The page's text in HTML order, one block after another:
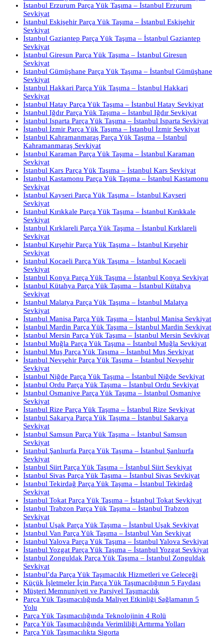
İstanbul Erzurum Parça Yük Taşıma – İstanbul Erzurum
Sevkiyat
İstanbul Eskişehir Parça Yük Taşıma – İstanbul Eskişehir
Sevkiyat
İstanbul Gaziantep Parça Yük Taşıma – İstanbul Gaziantep
Sevkiyat
İstanbul Giresun Parça Yük Taşıma – İstanbul Giresun
Sevkiyat
İstanbul Gümüşhane Parça Yük Taşıma – İstanbul Gümüşhane
Sevkiyat
İstanbul Hakkari Parça Yük Taşıma – İstanbul Hakkari
Sevkiyat
İstanbul Hatay Parça Yük Taşıma – İstanbul Hatay Sevkiyat
İstanbul Iğdır Parça Yük Taşıma – İstanbul Iğdır Sevkiyat
İstanbul Isparta Parça Yük Taşıma – İstanbul Isparta Sevkiyat
İstanbul İzmir Parça Yük Taşıma – İstanbul İzmir Sevkiyat
İstanbul Kahramanmaraş Parça Yük Taşıma – İstanbul
Kahramanmaraş Sevkiyat
İstanbul Karaman Parça Yük Taşıma – İstanbul Karaman
Sevkiyat
İstanbul Kars Parça Yük Taşıma – İstanbul Kars Sevkiyat
İstanbul Kastamonu Parça Yük Taşıma – İstanbul Kastamonu
Sevkiyat
İstanbul Kayseri Parça Yük Taşıma – İstanbul Kayseri
Sevkiyat
İstanbul Kırıkkale Parça Yük Taşıma – İstanbul Kırıkkale
Sevkiyat
İstanbul Kırklareli Parça Yük Taşıma – İstanbul Kırklareli
Sevkiyat
İstanbul Kırşehir Parça Yük Taşıma – İstanbul Kırşehir
Sevkiyat
İstanbul Kocaeli Parça Yük Taşıma – İstanbul Kocaeli
Sevkiyat
İstanbul Konya Parça Yük Taşıma – İstanbul Konya Sevkiyat
İstanbul Kütahya Parça Yük Taşıma – İstanbul Kütahya
Sevkiyat
İstanbul Malatya Parça Yük Taşıma – İstanbul Malatya
Sevkiyat
İstanbul Manisa Parça Yük Taşıma – İstanbul Manisa Sevkiyat
İstanbul Mardin Parça Yük Taşıma – İstanbul Mardin Sevkiyat
İstanbul Mersin Parça Yük Taşıma – İstanbul Mersin Sevkiyat
İstanbul Muğla Parça Yük Taşıma – İstanbul Muğla Sevkiyat
İstanbul Muş Parça Yük Taşıma – İstanbul Muş Sevkiyat
İstanbul Nevşehir Parça Yük Taşıma – İstanbul Nevşehir
Sevkiyat
İstanbul Niğde Parça Yük Taşıma – İstanbul Niğde Sevkiyat
İstanbul Ordu Parça Yük Taşıma – İstanbul Ordu Sevkiyat
İstanbul Osmaniye Parça Yük Taşıma – İstanbul Osmaniye
Sevkiyat
İstanbul Rize Parça Yük Taşıma – İstanbul Rize Sevkiyat
İstanbul Sakarya Parça Yük Taşıma – İstanbul Sakarya
Sevkiyat
İstanbul Samsun Parça Yük Taşıma – İstanbul Samsun
Sevkiyat
İstanbul Şanlıurfa Parça Yük Taşıma – İstanbul Şanlıurfa
Sevkiyat
İstanbul Siirt Parça Yük Taşıma – İstanbul Siirt Sevkiyat
İstanbul Sivas Parça Yük Taşıma – İstanbul Sivas Sevkiyat
İstanbul Tekirdağ Parça Yük Taşıma – İstanbul Tekirdağ
Sevkiyat
İstanbul Tokat Parça Yük Taşıma – İstanbul Tokat Sevkiyat
İstanbul Trabzon Parça Yük Taşıma – İstanbul Trabzon
Sevkiyat
İstanbul Uşak Parça Yük Taşıma – İstanbul Uşak Sevkiyat
İstanbul Van Parça Yük Taşıma – İstanbul Van Sevkiyat
İstanbul Yalova Parça Yük Taşıma – İstanbul Yalova Sevkiyat
İstanbul Yozgat Parça Yük Taşıma – İstanbul Yozgat Sevkiyat
İstanbul Zonguldak Parça Yük Taşıma – İstanbul Zonguldak
Sevkiyat
İstanbul’da Parça Yük Taşımacılık Hizmetleri ve Geleceği
Küçük İşletmeler İçin Parça Yük Taşımacılığının 5 Faydası
Müşteri Memnuniyeti ve Parsiyel Taşımacılık
Parça Yük Taşımacılığında Maliyet Etkinliği Sağlamanın 5
Yolu
Parça Yük Taşımacılığında Teknolojinin 4 Rolü
Parça Yük Taşımacılığında Verimliliği Arttırma Yolları
Parça Yük Taşımacılıkta Sigorta